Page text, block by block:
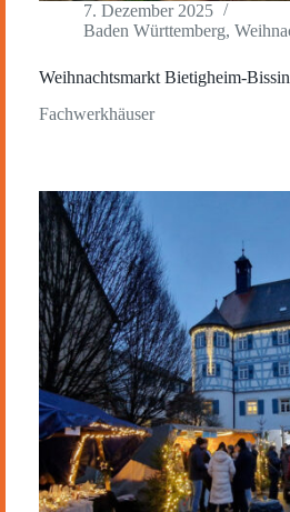
7. Dezember 2025
Baden Württemberg,
Weihnachtsmarkt Bietigheim-
Fachwerkhäuser